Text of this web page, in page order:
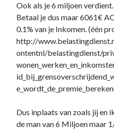
februari 2019
maart 2014
november 2013
oktober 2013
augustus 2013
juli 2013
maart 2013
februari 2013
november 2012
Ook als je 6 miljoen
Betaal je dus maar 6061€
0.1% van je Inkomen. (één
http://
ontentnl/belastingdienst/
Dus inplaats van zoals jij en
de man van 6 Miljoen maar